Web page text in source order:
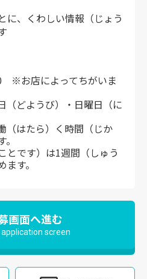
、くわしい情報（じょう
※お店によってちがいま
（どようび）・日曜日（に
（はたら）く時間（じか
とです）は1週間（しゅう
す。
画面へ進む
application screen